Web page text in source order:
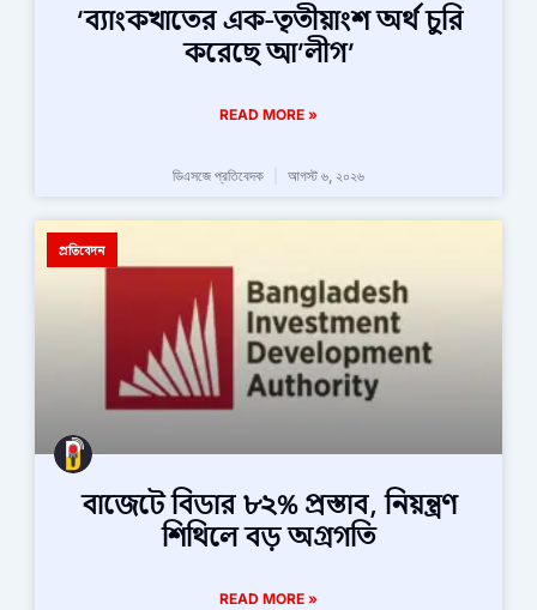
‘ব্যাংকখাতের এক-তৃতীয়াংশ অর্থ চুরি
করেছে আ’লীগ’
READ MORE »
ডিএসজে প্রতিবেদক আগস্ট ৬, ২০২৬
প্রতিবেদন
বাজেটে বিডার ৮২% প্রস্তাব, নিয়ন্ত্রণ
শিথিলে বড় অগ্রগতি
READ MORE »